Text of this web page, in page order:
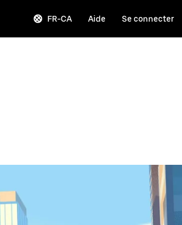
FR-CA Aide Se connecter